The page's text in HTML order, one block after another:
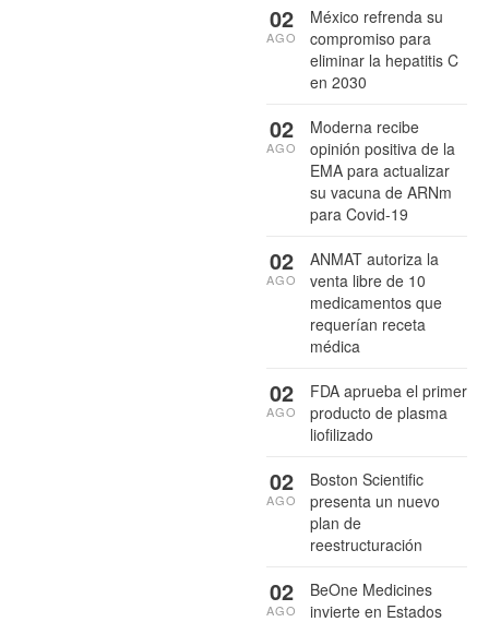
México refrenda su
compromiso para
eliminar la hepatitis C
en 2030
02
AGO
Moderna recibe
opinión positiva de la
EMA para actualizar
su vacuna de ARNm
para Covid-19
02
AGO
ANMAT autoriza la
venta libre de 10
medicamentos que
requerían receta
médica
02
AGO
FDA aprueba el primer
producto de plasma
liofilizado
02
AGO
Boston Scientific
presenta un nuevo
plan de
reestructuración
02
AGO
BeOne Medicines
invierte en Estados
02
AGO